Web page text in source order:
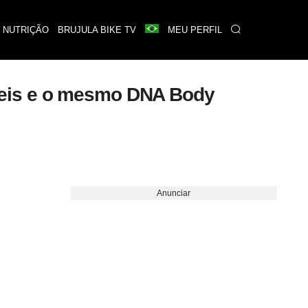
BRUJULA BIKE TV MEU PERFIL
e o mesmo DNA Body
Anunciar